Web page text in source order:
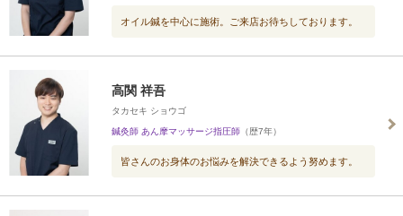
オイル鍼を中心に施術。ご来店お待ちしております。
高関 祥吾
タカセキ ショウゴ
鍼灸師 あん摩マッサージ指圧師 （歴7年）
皆さんのお身体のお悩みを解決できるよう努めます。